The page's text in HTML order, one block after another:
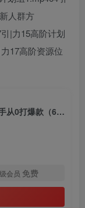
人群方
|力15高阶计划
17高阶资源位
电商 新品从上架到打爆【推广+运营】，新手从0打爆款（69节课）
会员 免费